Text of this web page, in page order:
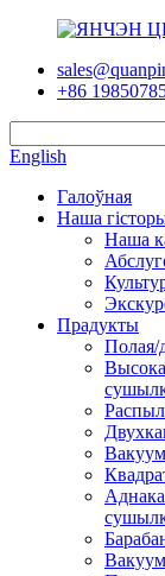
+86
English
Галоўная
Наша
Наша
Прадукты
Полая/